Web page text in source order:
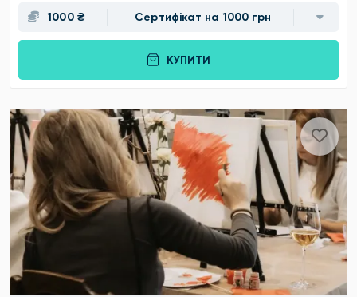
1000 ₴ Сертифікат на 1000 грн
КУПИТИ